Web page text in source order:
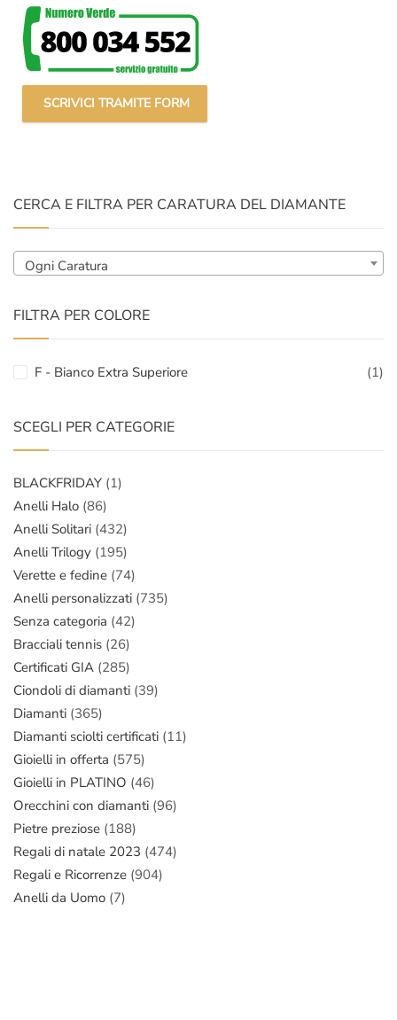
SCRIVICI TRAMITE FORM
CERCA E FILTRA PER CARATURA DEL DIAMANTE
Ogni Caratura
FILTRA PER COLORE
F - Bianco Extra Superiore (1)
SCEGLI PER CATEGORIE
BLACKFRIDAY (1)
Anelli Halo (86)
Anelli Solitari (432)
Anelli Trilogy (195)
Verette e fedine (74)
Anelli personalizzati (735)
Senza categoria (42)
Bracciali tennis (26)
Certificati GIA (285)
Ciondoli di diamanti (39)
Diamanti (365)
Diamanti sciolti certificati (11)
Gioielli in offerta (575)
Gioielli in PLATINO (46)
Orecchini con diamanti (96)
Pietre preziose (188)
Regali di natale 2023 (474)
Regali e Ricorrenze (904)
Anelli da Uomo (7)